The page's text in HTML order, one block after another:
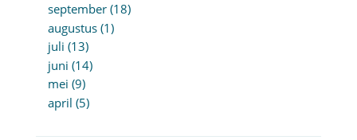
september (18)
augustus (1)
juli (13)
juni (14)
mei (9)
april (5)